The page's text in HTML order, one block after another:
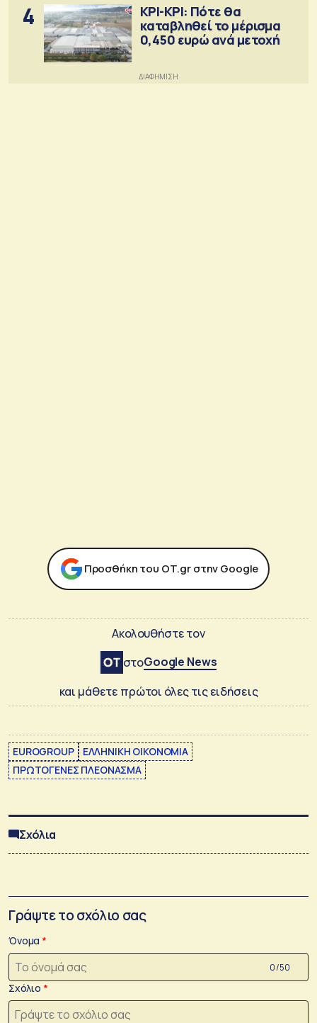
4
ΚΡΙ-ΚΡΙ: Πότε θα
καταβληθεί το μέρισμα
0,450 ευρώ ανά μετοχή
Προσθήκη του ΟΤ.gr στην Google
Ακολουθήστε τον
στοGoogle News
και μάθετε πρώτοι όλες τις ειδήσεις
EUROGROUP
ΕΛΛΗΝΙΚΗ ΟΙΚΟΝΟΜΙΑ
ΠΡΩΤΟΓΕΝΕΣ ΠΛΕΟΝΑΣΜΑ
Σχόλια
Γράψτε το σχόλιο σας
Όνομα
0 /50
Σχόλιο